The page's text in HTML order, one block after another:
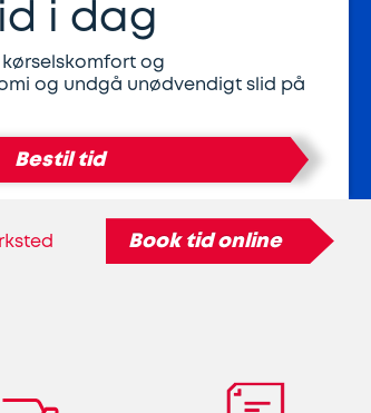
i dag
og
og undgå unødvendigt slid på
Bestil tid
Book tid online